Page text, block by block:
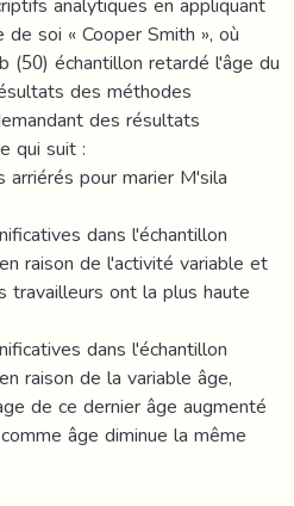
soi « Cooper Smith », où
échantillon retardé l'âge du
des méthodes
des résultats
qui suit :
pour marier M'sila
dans l'échantillon
raison de l'activité variable et
ont la plus haute
dans l'échantillon
raison de la variable âge,
de ce dernier âge augmenté
âge diminue la même